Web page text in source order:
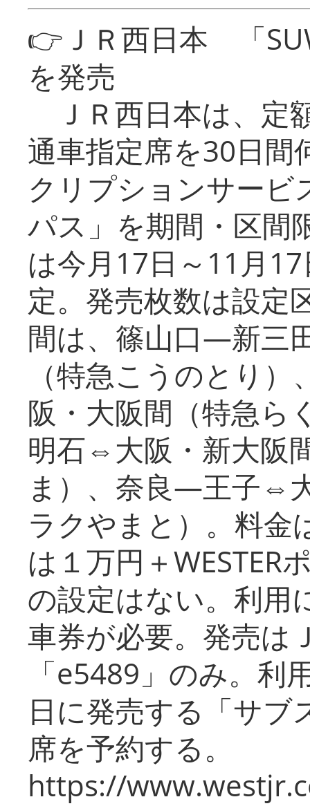
👉ＪＲ西日本 「
を発売
ＪＲ西日本は、定
通車指定席を30日間
クリプションサービ
パス」を期間・区間
は今月17日～11月
定。発売枚数は設定
間は、篠山口―新三
（特急こうのとり
阪・大阪間（特急
明石⇔大阪・新大阪
ま）、奈良―王子⇔
ラクやまと）。料金
は１万円＋WESTER
の設定はない。利用
車券が必要。発売は
「e5489」のみ。利
日に発売する「サブ
席を予約する。
https://